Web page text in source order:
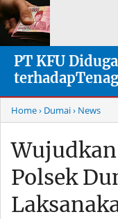
PT KFU
Home› Dumai› News
Polsek